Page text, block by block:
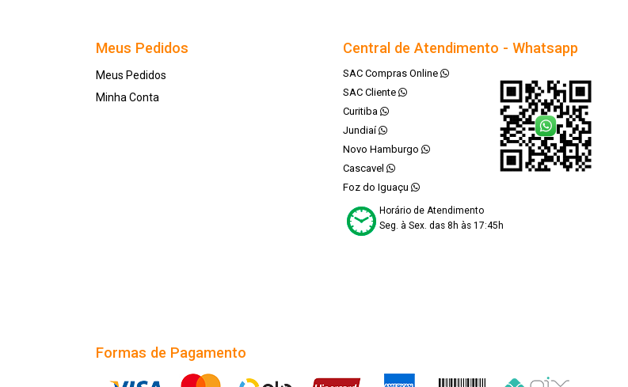
Meus Pedidos
Meus Pedidos
Minha Conta
Central de Atendimento - Whatsapp
SAC Compras Online
SAC Cliente
Curitiba
Jundiaí
Novo Hamburgo
Cascavel
Foz do Iguaçu
Horário de Atendimento
Seg. à Sex. das 8h às 17:45h
Formas de Pagamento